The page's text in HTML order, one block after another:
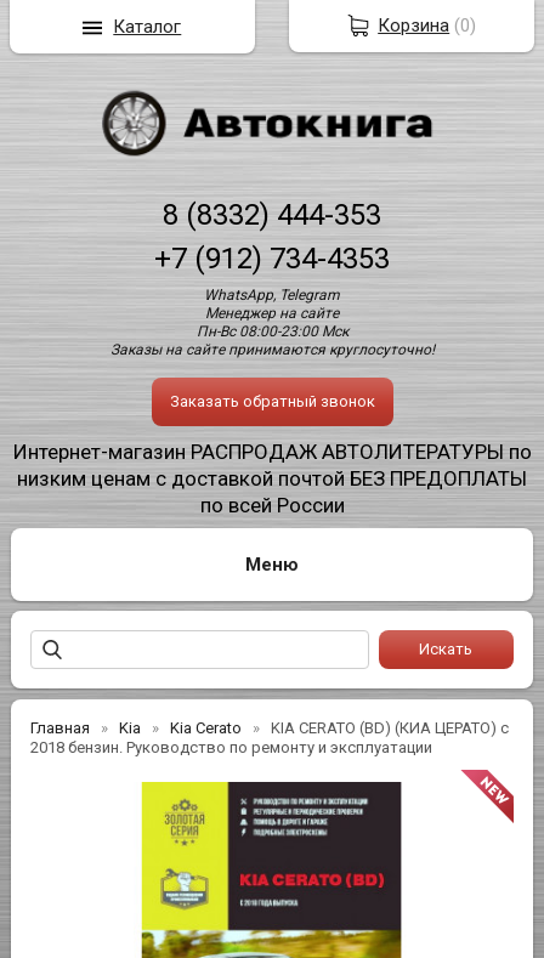
8 (8332) 444-353
+7 (912) 734-4353
WhatsApp, Telegram
Менеджер на сайте
Пн-Вс 08:00-23:00 Мск
Заказы на сайте принимаются круглосуточно!
Заказать обратный звонок
Интернет-магазин РАСПРОДАЖ АВТОЛИТЕРАТУРЫ по
низким ценам с доставкой почтой БЕЗ ПРЕДОПЛАТЫ
по всей России
Главная Kia Kia Cerato
KIA CERATO (BD) (КИА ЦЕРАТО) с
2018 бензин. Руководство по ремонту и эксплуатации
Корзина (0)
Каталог